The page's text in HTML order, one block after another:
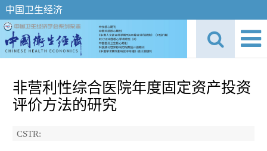
中国卫生经济
非营利性综合医院年度固定资产投资
评价方法的研究
CSTR: